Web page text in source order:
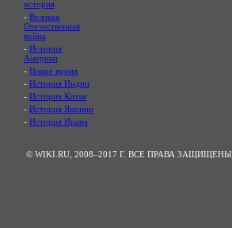
история
- Великая
Отечественная
война
- История
Америки
- Новое время
- История Индии
- История Китая
- История Японии
- История Ирана
© WIKI.RU, 2008–2017 Г. ВСЕ ПРАВА ЗАЩИЩЕНЫ.